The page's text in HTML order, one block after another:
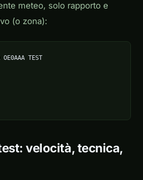
meteo, solo rapporto e
(o zona):
OE0AAA TEST
velocità, tecnica,